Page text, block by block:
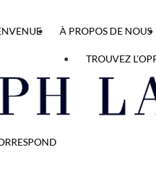
À PROPOS DE NOUS
TROUVEZ